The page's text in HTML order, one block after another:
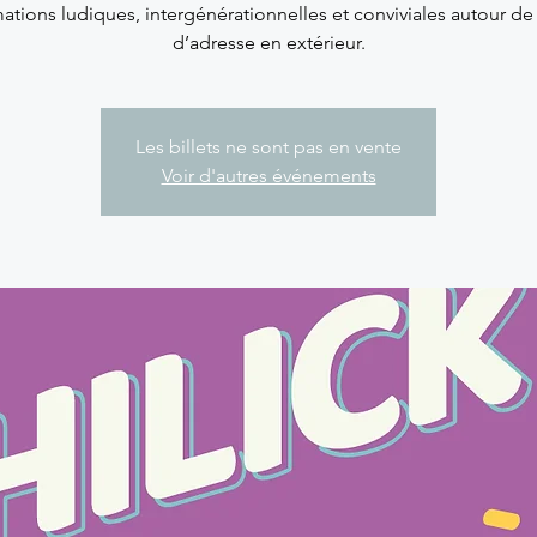
ludiques, intergénérationnelles et conviviales autour
d’adresse en extérieur.
Les billets ne sont pas en vente
Voir d'autres événements